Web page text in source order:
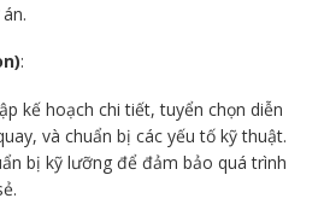
:
kế hoạch chi tiết, tuyển chọn diễn
và chuẩn bị các yếu tố kỹ thuật.
bị kỹ lưỡng để đảm bảo quá trình